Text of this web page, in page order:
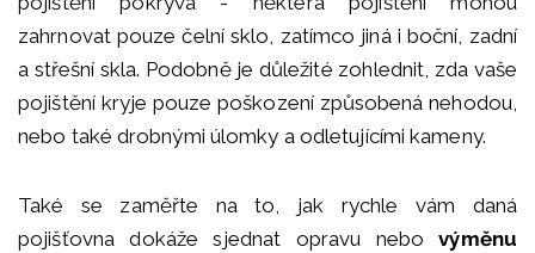
zahrnovat pouze čelní sklo, zatímco jiná i boční, zadní
a střešní skla. Podobně je důležité zohlednit, zda vaše
pojištění kryje pouze poškození způsobená nehodou,
nebo také drobnými úlomky a odletujícími kameny.
Také se zaměřte na to, jak rychle vám daná
pojišťovna dokáže sjednat opravu nebovýměnu